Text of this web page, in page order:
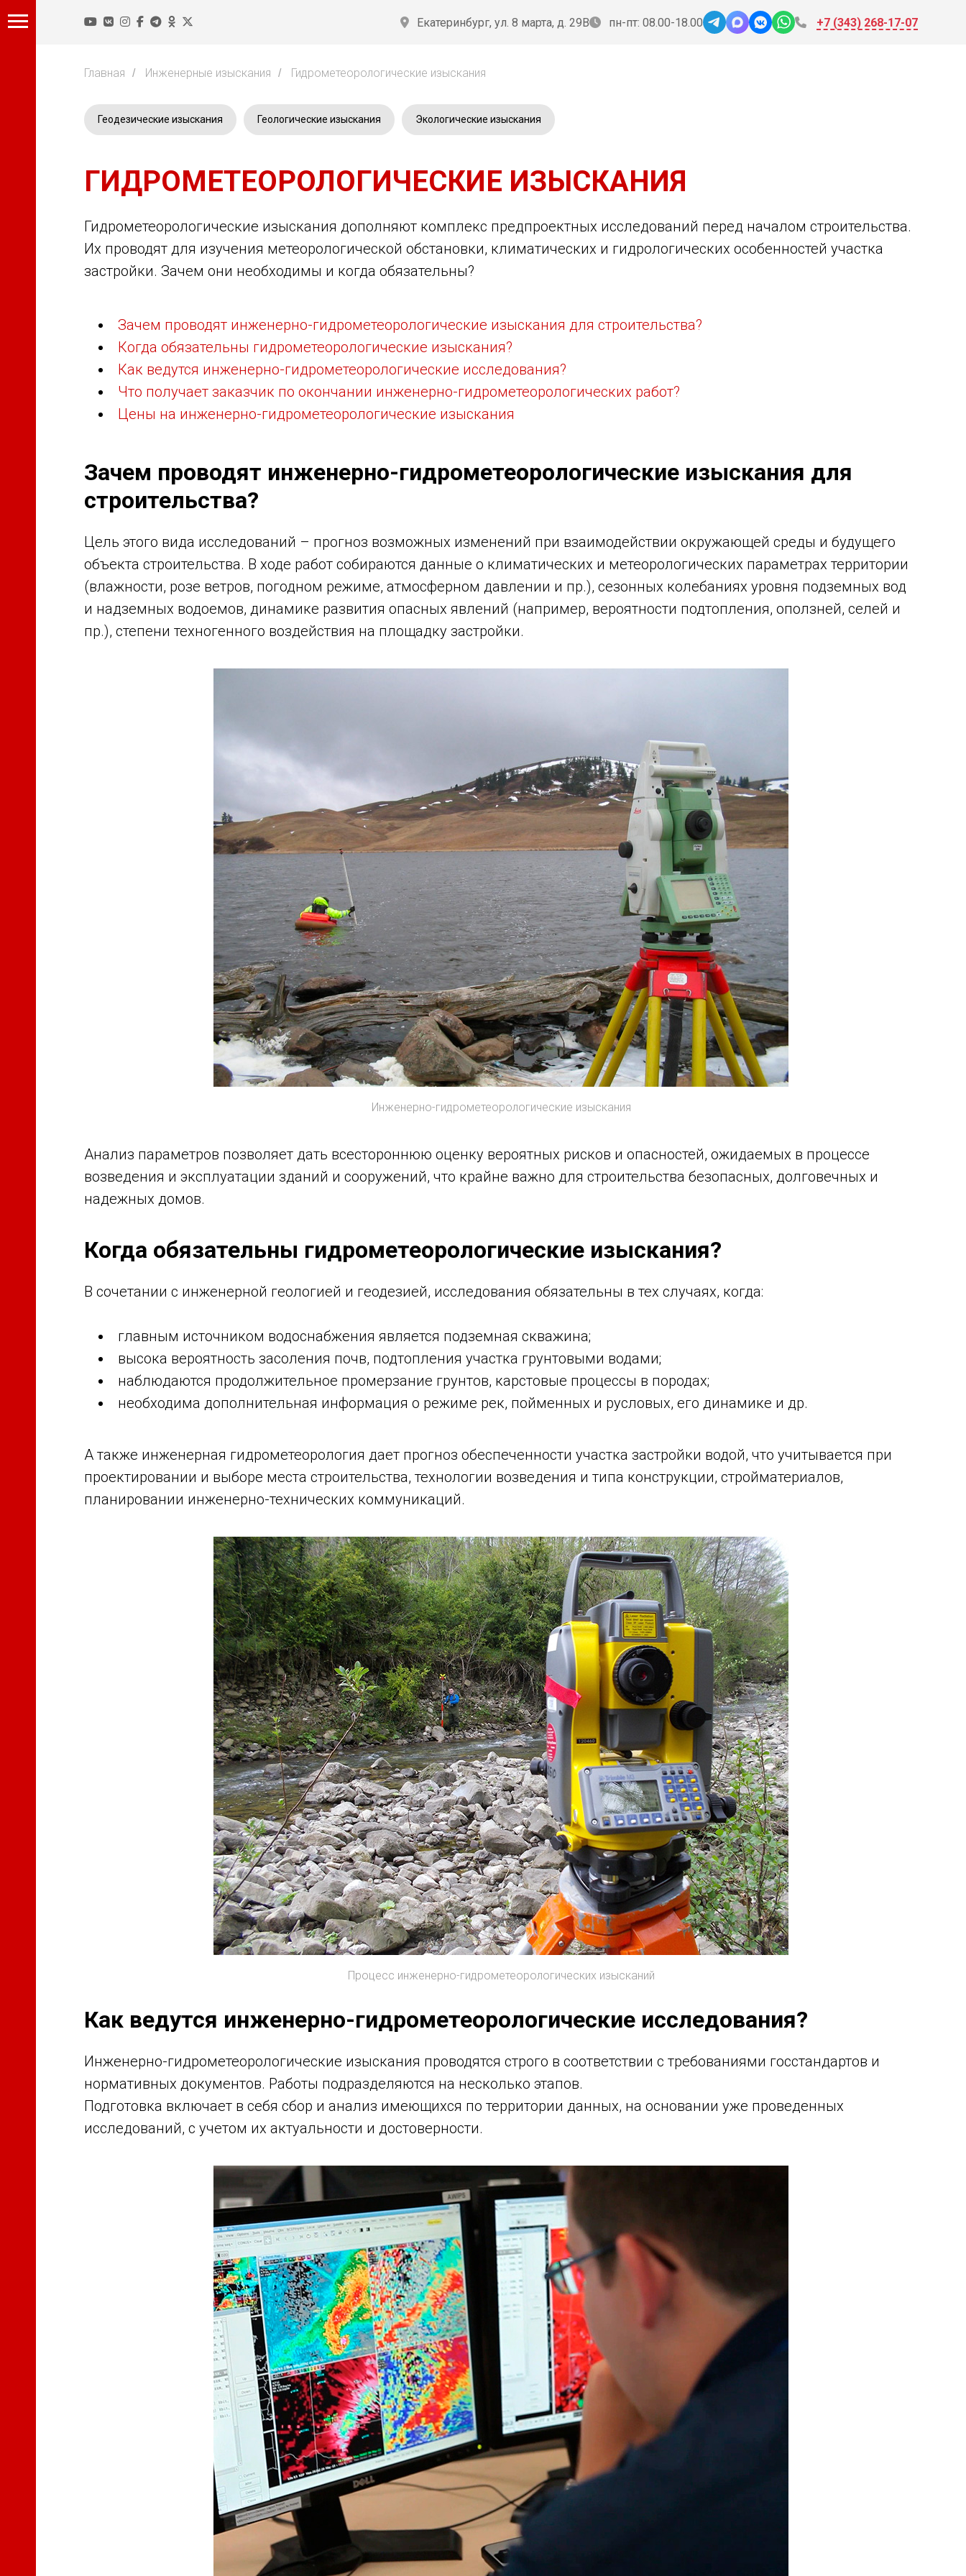
Екатеринбург, ул. 8 марта, д. 29В пн-пт: 08.00-18.00 +7 (343) 268-17-07
Главная / Инженерные изыскания / Гидрометеорологические изыскания
Геодезические изыскания Геологические изыскания Экологические изыскания
ГИДРОМЕТЕОРОЛОГИЧЕСКИЕ ИЗЫСКАНИЯ
Гидрометеорологические изыскания дополняют комплекс предпроектных исследований перед началом строительства.
Их проводят для изучения метеорологической обстановки, климатических и гидрологических особенностей участка
застройки. Зачем они необходимы и когда обязательны?
Зачем проводят инженерно-гидрометеорологические изыскания для строительства?
Когда обязательны гидрометеорологические изыскания?
Как ведутся инженерно-гидрометеорологические исследования?
Что получает заказчик по окончании инженерно-гидрометеорологических работ?
Цены на инженерно-гидрометеорологические изыскания
Зачем проводят инженерно-гидрометеорологические изыскания для
строительства?
Цель этого вида исследований – прогноз возможных изменений при взаимодействии окружающей среды и будущего
объекта строительства. В ходе работ собираются данные о климатических и метеорологических параметрах территории
(влажности, розе ветров, погодном режиме, атмосферном давлении и пр.), сезонных колебаниях уровня подземных вод
и надземных водоемов, динамике развития опасных явлений (например, вероятности подтопления, оползней, селей и
пр.), степени техногенного воздействия на площадку застройки.
Инженерно-гидрометеорологические изыскания
Анализ параметров позволяет дать всестороннюю оценку вероятных рисков и опасностей, ожидаемых в процессе
возведения и эксплуатации зданий и сооружений, что крайне важно для строительства безопасных, долговечных и
надежных домов.
Когда обязательны гидрометеорологические изыскания?
В сочетании с инженерной геологией и геодезией, исследования обязательны в тех случаях, когда:
главным источником водоснабжения является подземная скважина;
высока вероятность засоления почв, подтопления участка грунтовыми водами;
наблюдаются продолжительное промерзание грунтов, карстовые процессы в породах;
необходима дополнительная информация о режиме рек, пойменных и русловых, его динамике и др.
А также инженерная гидрометеорология дает прогноз обеспеченности участка застройки водой, что учитывается при
проектировании и выборе места строительства, технологии возведения и типа конструкции, стройматериалов,
планировании инженерно-технических коммуникаций.
Процесс инженерно-гидрометеорологических изысканий
Как ведутся инженерно-гидрометеорологические исследования?
Инженерно-гидрометеорологические изыскания проводятся строго в соответствии с требованиями госстандартов и
нормативных документов. Работы подразделяются на несколько этапов.
Подготовка включает в себя сбор и анализ имеющихся по территории данных, на основании уже проведенных
исследований, с учетом их актуальности и достоверности.